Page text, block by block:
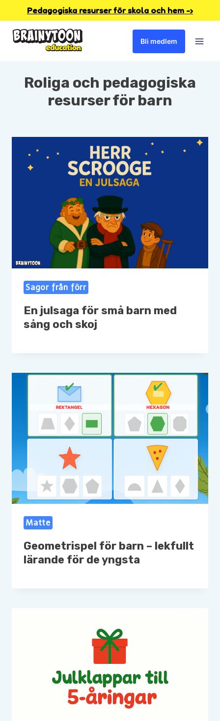
content
Pedagogiska resurser för skola och hem -›
Bli medlem
Roliga och pedagogiska
resurser för barn
Sagor från förr
En julsaga för små barn med
sång och skoj
Matte
Geometrispel för barn – lekfullt
lärande för de yngsta